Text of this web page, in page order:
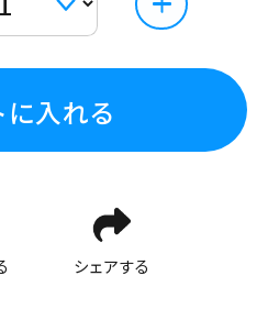
入れる
シェアする